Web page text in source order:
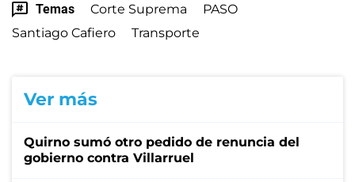
Temas Corte Suprema
PASO
Santiago Cafiero
Transporte
Ver más
Quirno sumó otro pedido de renuncia del
gobierno contra Villarruel